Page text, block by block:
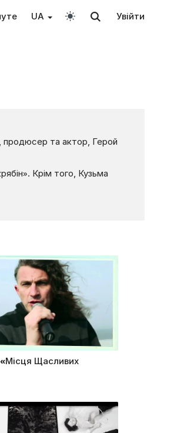
UA Увійти
продюсер та актор, Герой
Крім того, Кузьма
Щасливих